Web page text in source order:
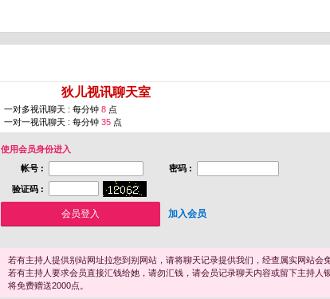
狄儿视讯聊天室
一对多视讯聊天 : 每分钟 8 点
一对一视讯聊天 : 每分钟 35 点
使用会员身份进入
帐号 :
密码 :
验证码 :
加入会员
若有主持人提供别站网址拉您到别网站，请将聊天记录提供我们，经查属实网站会
若有主持人要求会员直接汇钱给她，请勿汇钱，请会员记录聊天内容或留下主持人
将免费赠送2000点。